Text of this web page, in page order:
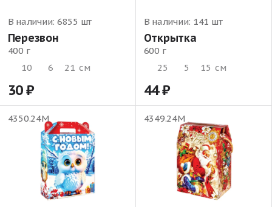
В наличии: 6855 шт
Перезвон
400 г
10
6 21 см
30
В наличии: 141 шт
Открытка
600 г
25
5 15 см
44
4350.24М 4349.24М